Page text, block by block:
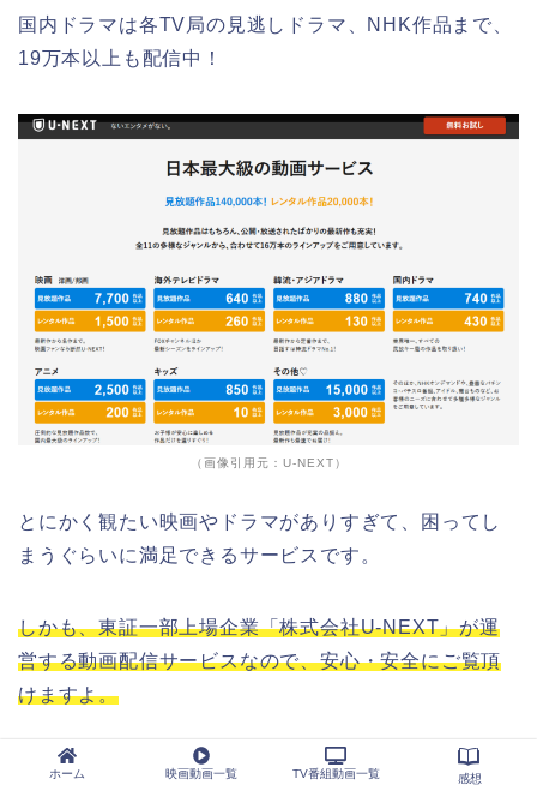
国内ドラマは各TV局の見逃しドラマ、NHK作品まで、
19万本以上も配信中！
（画像引用元：U-NEXT）
とにかく観たい映画やドラマがありすぎて、困ってし
まうぐらいに満足できるサービスです。
しかも、東証一部上場企業「株式会社U-NEXT」が運
営する動画配信サービスなので、安心・安全にご覧頂
けますよ。
ホーム 映画動画一覧 TV番組動画一覧 感想